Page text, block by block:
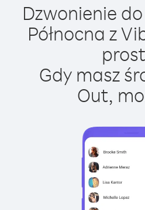
Dzwonienie
Północna z
Gdy masz
Out,